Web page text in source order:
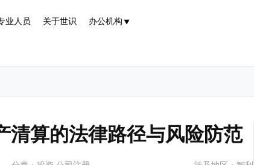
业人员 关于世识 办公机构 ▼
清算的法律路径与风险防范